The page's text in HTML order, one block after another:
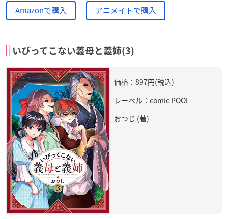
Amazonで購入 アニメイトで購入
いびってこない義母と義姉(3)
価格：897円(税込)
レーベル：comic POOL
おつじ (著)